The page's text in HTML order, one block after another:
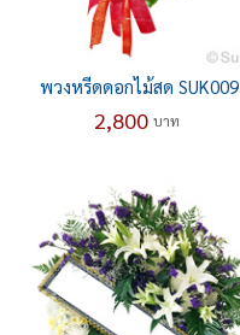
พวงหรีดดอกไม้สด SUK009
2,800 บาท